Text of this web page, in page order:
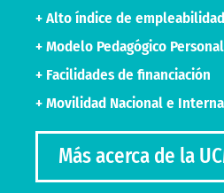
+ Alto índice de empleabilidad
+ Modelo Pedagógico
+ Facilidades de financiación
+ Movilidad Nacional e
Más acerca de la